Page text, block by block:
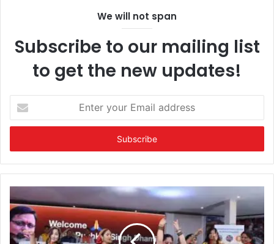
We will not span
Subscribe to our mailing list
to get the new updates!
your
Email